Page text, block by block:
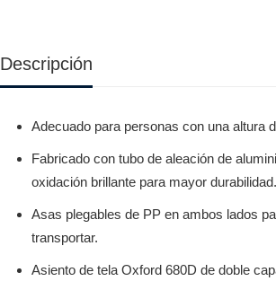
Descripción
Adecuado para personas con una altura
Fabricado con tubo de aleación de
oxidación brillante para mayor durabilidad.
Asas plegables de PP en ambos lados
transportar.
Asiento de tela Oxford 680D de doble